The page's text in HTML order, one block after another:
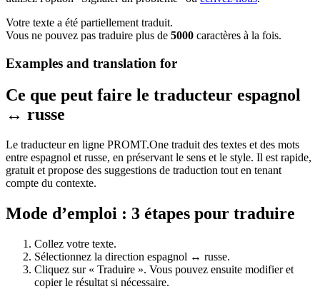
Votre texte a été partiellement traduit.
Vous ne pouvez pas traduire plus de 5000 caractères à la fois.
Examples and translation for
Ce que peut faire le traducteur espagnol
↔ russe
Le traducteur en ligne PROMT.One traduit des textes et des mots
entre espagnol et russe, en préservant le sens et le style. Il est rapide,
gratuit et propose des suggestions de traduction tout en tenant
compte du contexte.
Mode d’emploi : 3 étapes pour traduire
Collez votre texte.
Sélectionnez la direction espagnol ↔ russe.
Cliquez sur « Traduire ». Vous pouvez ensuite modifier et
copier le résultat si nécessaire.